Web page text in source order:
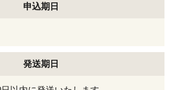
申込期日
発送期日